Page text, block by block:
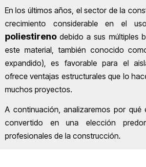
En los últimos años, el sector de la
crecimiento considerable en el
poliestireno debido a sus múltiples
este material, también conocido
expandido), es favorable para el
ofrece ventajas estructurales que lo
muchos proyectos.
A continuación, analizaremos por qué
convertido en una elección
profesionales de la construcción.